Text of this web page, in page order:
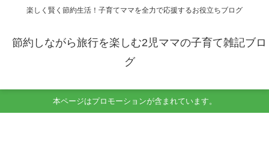
楽しく賢く節約生活！子育てママを全力で応援するお役立ちブログ
節約しながら旅行を楽しむ2児ママの子育て雑記ブロ
グ
本ページはプロモーションが含まれています。